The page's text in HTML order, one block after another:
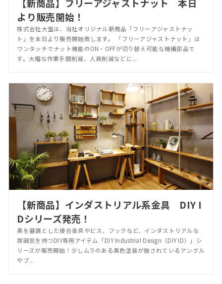
【新商品】フリーアジャストナット 本日
より販売開始！
株式会社大里は、当社オリジナル新商品「フリーアジャストナッ
ト」を本日より販売開始致します。 「フリーアジャストナット」は
ワンタッチでナット機能のON・OFFが切り替え可能な機構部品で
す。大幅な作業手間削減、人員削減などに...
【新商品】インダストリアル系金具 DIY I
Dシリーズ発売！
黒を基調とした接合金具やビス、フックなど、インダストリアルな
雰囲気を持つDIY専用アイテム「DIY Industrial Design（DIY ID）」シ
リーズが販売開始！少しムラのある黒色塗装が施されているアングル
やブ...